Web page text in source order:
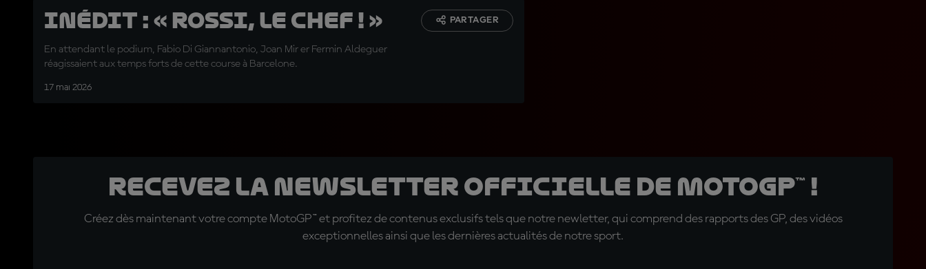
INÉDIT : « Rossi, le chef ! »
En attendant le podium, Fabio Di Giannantonio, Joan Mir er Fermin Aldeguer
réagissaient aux temps forts de cette course à Barcelone.
17 mai 2026
PARTAGER
Recevez la Newsletter officielle de MotoGP™ !
Créez dès maintenant votre compte MotoGP™ et profitez de contenus exclusifs tels que notre newletter, qui comprend des rapports des GP, des vidéos
exceptionnelles ainsi que les dernières actualités de notre sport.